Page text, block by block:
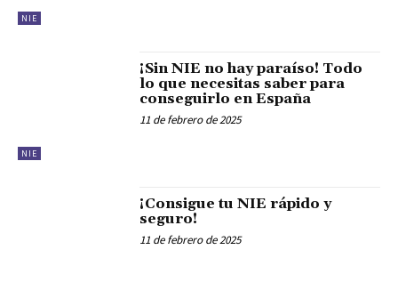
NIE
NIE
¡Sin NIE no hay paraíso! Todo
lo que necesitas saber para
conseguirlo en España
11 de febrero de 2025
¡Consigue tu NIE rápido y
seguro!
11 de febrero de 2025